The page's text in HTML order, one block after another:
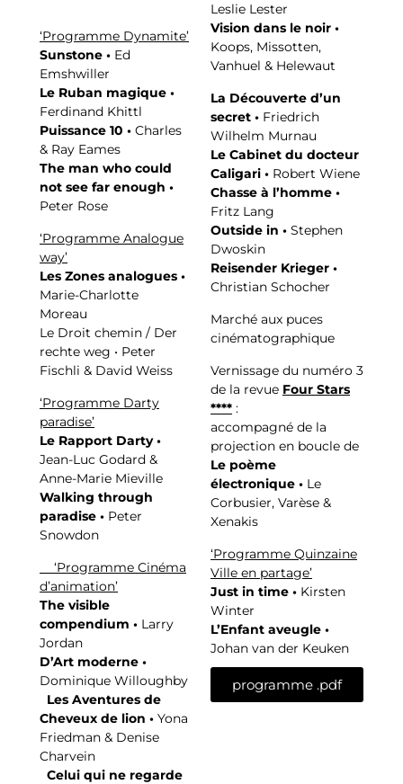
‘Programme Dynamite’
Sunstone • Ed
Emshwiller
Le Ruban magique •
Ferdinand Khittl
Puissance 10 • Charles
& Ray Eames
The man who could
not see far enough •
Peter Rose
‘Programme Analogue
way’
Les Zones analogues •
Marie-Charlotte
Moreau
Le Droit chemin / Der
rechte weg • Peter
Fischli & David Weiss
‘Programme Darty
paradise’
Le Rapport Darty •
Jean-Luc Godard &
Anne-Marie Mieville
Walking through
paradise • Peter
Snowdon
‘Programme Cinéma
d’animation’
The visible
compendium • Larry
Jordan
D’Art moderne •
Dominique Willoughby
Les Aventures de
Cheveux de lion • Yona
Friedman & Denise
Charvein
Celui qui ne regarde
Leslie Lester
Vision dans le noir •
Koops, Missotten,
Vanhuel & Helewaut
La Découverte d’un
secret • Friedrich
Wilhelm Murnau
Le Cabinet du docteur
Caligari • Robert Wiene
Chasse à l’homme •
Fritz Lang
Outside in • Stephen
Dwoskin
Reisender Krieger •
Christian Schocher
Marché aux puces
cinématographique
Vernissage du numéro 3
de la revue Four Stars
**** :
accompagné de la
projection en boucle de
Le poème
électronique • Le
Corbusier, Varèse &
Xenakis
‘Programme Quinzaine
Ville en partage’
Just in time • Kirsten
Winter
L’Enfant aveugle •
Johan van der Keuken
programme .pdf